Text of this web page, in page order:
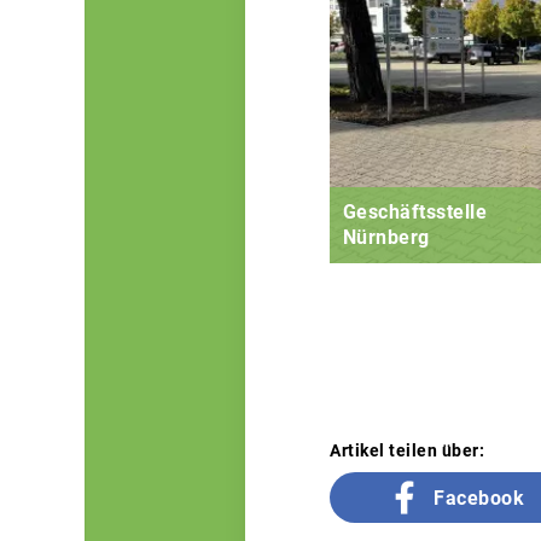
Geschäftsstelle
Nürnberg
Artikel teilen über:
Facebook